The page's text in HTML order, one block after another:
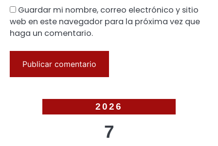
Guardar mi nombre, correo electrónico y sitio
web en este navegador para la próxima vez que
haga un comentario.
2026
7